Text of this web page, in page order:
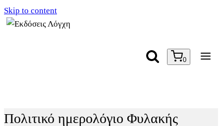
Skip to content
0
Πολιτικό ημερολόγιο Φυλακής